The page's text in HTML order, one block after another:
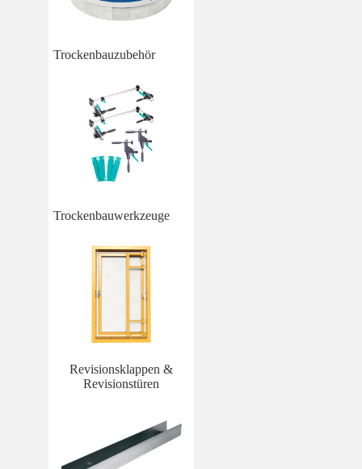
Trockenbauzubehör
Trockenbauwerkzeuge
Revisionsklappen &
Revisionstüren